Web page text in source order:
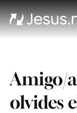
Amigo/
olvides